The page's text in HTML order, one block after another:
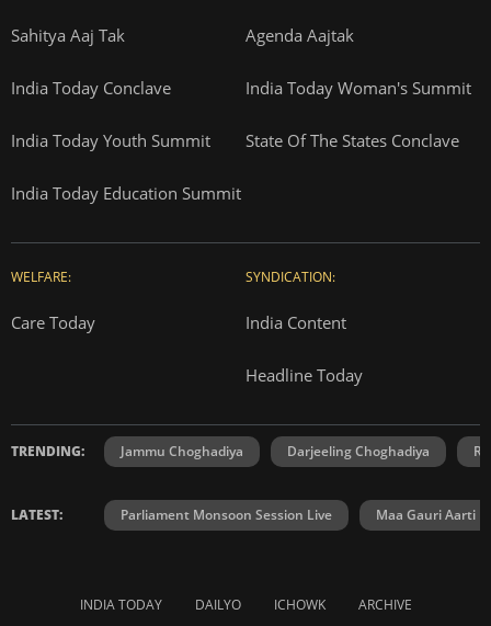
Sahitya Aaj Tak Agenda Aajtak
India Today Conclave India Today Woman's Summit
India Today Youth Summit State Of The States Conclave
India Today Education Summit
WELFARE:
Care Today
SYNDICATION:
India Content
Headline Today
TRENDING: Jammu Choghadiya Darjeeling Choghadiya
LATEST: Parliament Monsoon Session Live Maa Gauri Aarti
INDIA TODAY DAILYO ICHOWK ARCHIVE